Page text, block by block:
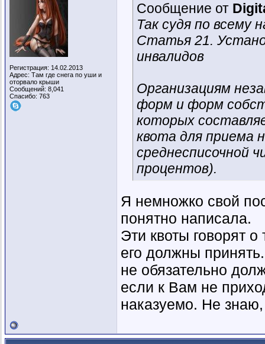
Регистрация: 14.02.2013
Адрес: Там где снега по уши и
оторвало крыши
Сообщений: 8,041
Спасибо: 763
Сообщение от
Так судя по всему
Статья 21.
инвалидов
Организациям
форм и форм
которых
квота для приема
среднесписочной
процентов).
Я немножко свой
понятно написала.
Эти квоты говорят
его должны
не обязательно
если к Вам не
наказуемо. Не